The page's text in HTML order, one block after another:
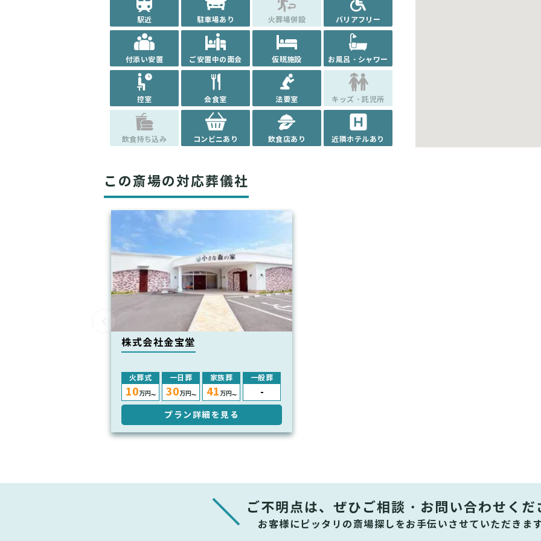
駅近 駐車場あり 火葬場併設 バリアフリー
付添い安置 ご安置中の面会 仮眠施設 お風呂・シャワー
控室 会食室 法要室 キッズ・託児所
飲食持ち込み コンビニあり 飲食店あり 近隣ホテルあり
この斎場の対応葬儀社
株式会社金宝堂
火葬式
10万円〜
一日葬
30万円〜
家族葬
41 万円〜
一般葬
-
プラン詳細を見る
ご不明点は、ぜひ ご相談・お問い合わせくだ
お客様にピッタリの斎場探しをお手伝いさせていただきます